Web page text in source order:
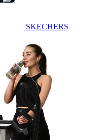
SKECHERS